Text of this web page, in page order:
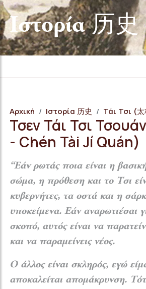
Iστορία 历史
Αρχική Iστορία 历史 Τάι Τσι (
Τσεν Τάι Τσι
- Chén Tài Jí Quán)
“Εάν ρωτάς ποια είναι η
σώμα, η πρόθεση και το Τσι
κυβερνήτες, τα οστά και η
υποκείμενα. Εάν αναρωτιέσαι
σκοπό, αυτός είναι να
και να παραμείνεις νέος.
Ο άλλος είναι σκληρός, εγώ
αποκαλείται απομάκρυνση.